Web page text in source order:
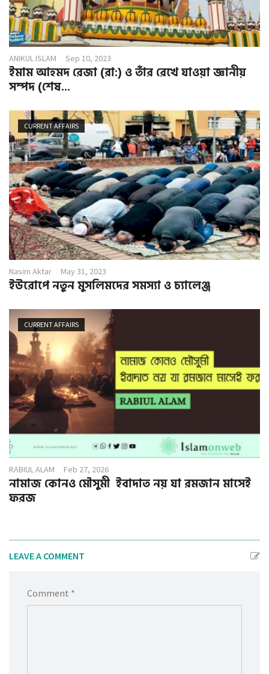
ANIKUL ISLAM Sep 10, 2023
ইমাম আহমদ রেজা (রা:) ও তাঁর রেখে যাওয়া জ্ঞানীয়
সম্পদ (শেষ...
CURRENT AFFAIRS
Nasim Aktar May 31, 2023
ইউরোপে নতুন মুসলিমদের সমস্যা ও চ্যালেঞ্জ
CURRENT AFFAIRS
RABIUL ALAM Feb 27, 2026
নামাজ কোনও মৌসুমী ইবাদাত নয় যা রমজান মাসেই
ফরজ
LEAVE A COMMENT
Comment *